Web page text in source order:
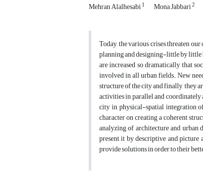
Mehran Alalhesabi1 Mona Jabbari2
Today, the various crises threaten
planning and designing-little by little
are increased so dramatically that
involved in all urban fields. New
structure of the city and finally, they
activities in parallel and coordinately
city in physical-spatial integration
character on creating a coherent
analyzing of architecture and urban
present it by descriptive and
provide solutions in order to their